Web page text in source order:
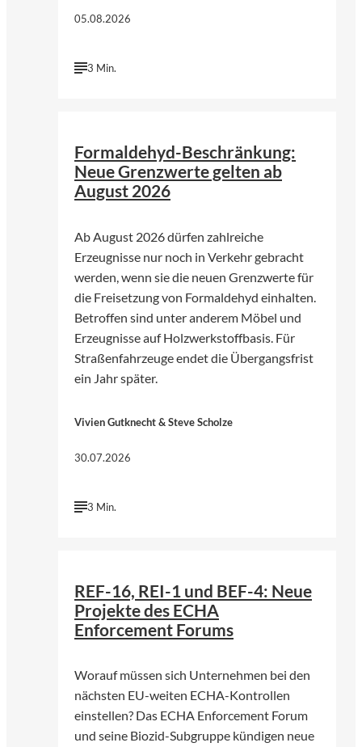
05.08.2026
3 Min.
Formaldehyd-Beschränkung:
Neue Grenzwerte gelten ab
August 2026
Ab August 2026 dürfen zahlreiche
Erzeugnisse nur noch in Verkehr gebracht
werden, wenn sie die neuen Grenzwerte für
die Freisetzung von Formaldehyd einhalten.
Betroffen sind unter anderem Möbel und
Erzeugnisse auf Holzwerkstoffbasis. Für
Straßenfahrzeuge endet die Übergangsfrist
ein Jahr später.
Vivien Gutknecht & Steve Scholze
30.07.2026
3 Min.
REF-16, REI-1 und BEF-4: Neue
Projekte des ECHA
Enforcement Forums
Worauf müssen sich Unternehmen bei den
nächsten EU-weiten ECHA-Kontrollen
einstellen? Das ECHA Enforcement Forum
und seine Biozid-Subgruppe kündigen neue